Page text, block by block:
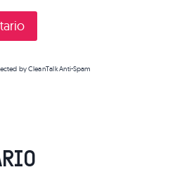
byCleanTalk Anti-Spam